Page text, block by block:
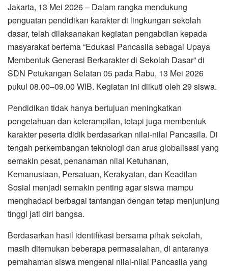
Jakarta, 13 Mei 2026 – Dalam rangka mendukung
penguatan pendidikan karakter di lingkungan sekolah
dasar, telah dilaksanakan kegiatan pengabdian kepada
masyarakat bertema “Edukasi Pancasila sebagai Upaya
Membentuk Generasi Berkarakter di Sekolah Dasar” di
SDN Petukangan Selatan 05 pada Rabu, 13 Mei 2026
pukul 08.00–09.00 WIB. Kegiatan ini diikuti oleh 29 siswa.
Pendidikan tidak hanya bertujuan meningkatkan
pengetahuan dan keterampilan, tetapi juga membentuk
karakter peserta didik berdasarkan nilai-nilai Pancasila. Di
tengah perkembangan teknologi dan arus globalisasi yang
semakin pesat, penanaman nilai Ketuhanan,
Kemanusiaan, Persatuan, Kerakyatan, dan Keadilan
Sosial menjadi semakin penting agar siswa mampu
menghadapi berbagai tantangan dengan tetap menjunjung
tinggi jati diri bangsa.
Berdasarkan hasil identifikasi bersama pihak sekolah,
masih ditemukan beberapa permasalahan, di antaranya
pemahaman siswa mengenai nilai-nilai Pancasila yang